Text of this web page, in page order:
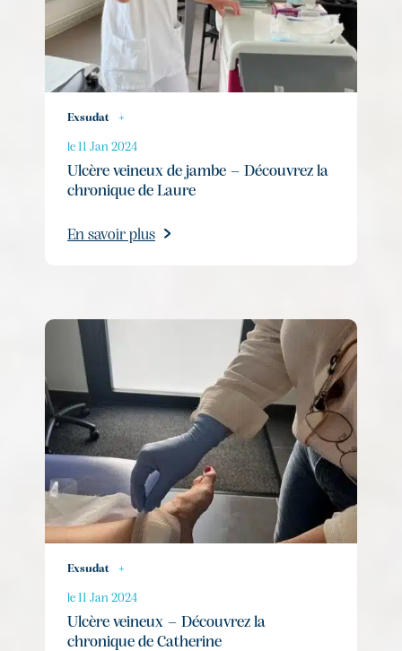
Exsudat +
le 11 Jan 2024
Ulcère veineux de jambe – Découvrez la
chronique de Laure
En savoir plus
Exsudat +
le 11 Jan 2024
Ulcère veineux – Découvrez la
chronique de Catherine